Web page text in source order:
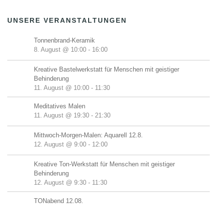
UNSERE VERANSTALTUNGEN
Tonnenbrand-Keramik
8. August @ 10:00 - 16:00
Kreative Bastelwerkstatt für Menschen mit geistiger
Behinderung
11. August @ 10:00 - 11:30
Meditatives Malen
11. August @ 19:30 - 21:30
Mittwoch-Morgen-Malen: Aquarell 12.8.
12. August @ 9:00 - 12:00
Kreative Ton-Werkstatt für Menschen mit geistiger
Behinderung
12. August @ 9:30 - 11:30
TONabend 12.08.